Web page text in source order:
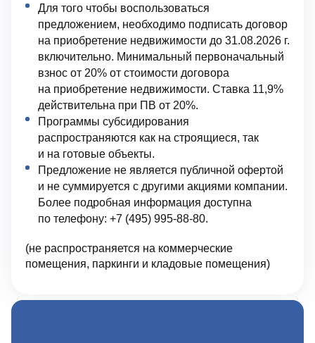
Для того чтобы воспользоваться
предложением, необходимо подписать договор
на приобретение недвижимости до 31.08.2026 г.
включительно. Минимальный первоначальный
взнос от 20% от стоимости договора
на приобретение недвижимости. Ставка 11,9%
действительна при ПВ от 20%.
Программы субсидирования
распространяются как на строящиеся, так
и на готовые объекты.
Предложение не является публичной офертой
и не суммируется с другими акциями компании.
Более подробная информация доступна
по телефону: +7 (495) 995‑88‑80.
(не распространяется на коммерческие
помещения, паркинги и кладовые помещения)